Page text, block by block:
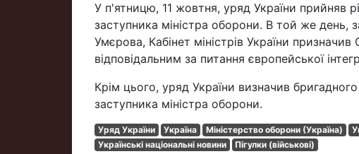
У п'ятницю, 11 жовтня, уряд України прийняв
заступника міністра оборони. В той же день,
Умєрова, Кабінет міністрів України
відповідальним за питання європейської
Крім цього, уряд України визначив
заступника міністра оборони.
Уряд України Україна Міністерство оборони (Україна)
Українські національні новини
Пігулки (військові)